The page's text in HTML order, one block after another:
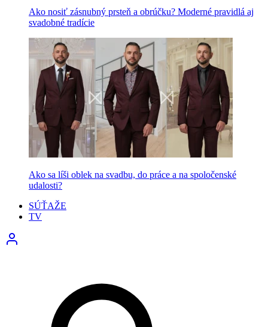
Ako nosiť zásnubný prsteň a obrúčku? Moderné pravidlá aj
svadobné tradície
Ako sa líši oblek na svadbu, do práce a na spoločenské
udalosti?
SÚŤAŽE
TV